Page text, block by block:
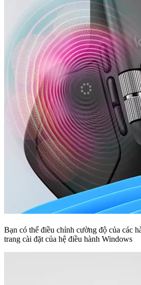
Bạn có thể điều chỉnh cường độ của các
trang cài đặt của hệ điều hành Windows